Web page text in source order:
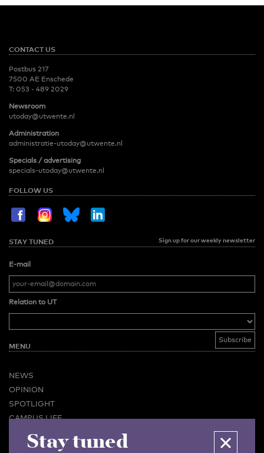
CONTACT US
Postbus 217
7500 AE Enschede
T: 053 - 489 2029
Newsroom
utoday@utwente.nl
Administration
administratie-utoday@utwente.nl
Specials / advertising
specials-utoday@utwente.nl
FOLLOW US
STAY TUNED Sign up for our weekly newsletter
E-mail
Relation to UT
MENU
NEWS
OPINION
SPOTLIGHT
CAMPUS LIFE
Stay tuned